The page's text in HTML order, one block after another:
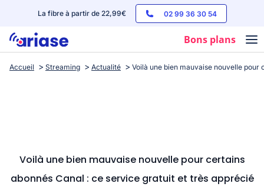
La fibre à partir de 22,99€ 02 99 36 30 54
Bons plans
Box internet
Streaming
Accueil Streaming Actualité Voilà une bien mauvaise nouvelle
Voilà une bien mauvaise nouvelle pour certains
abonnés Canal : ce service gratuit et très apprécié